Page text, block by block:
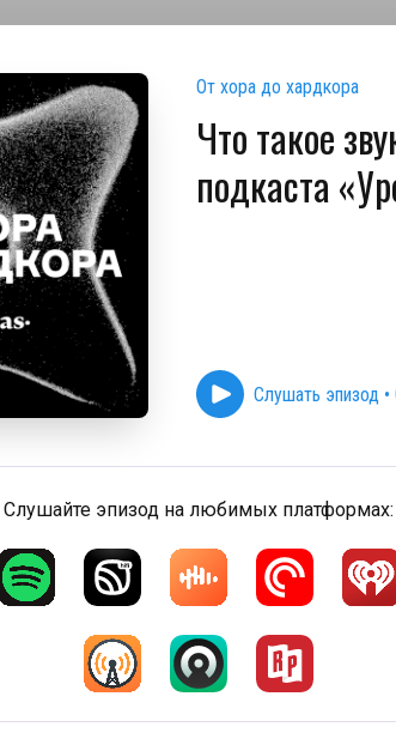
От хора до хардкора
Что такое
подкаста
Слушать эпизод •
Слушайте эпизод на любимых платформах: